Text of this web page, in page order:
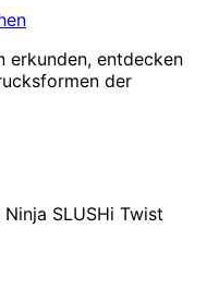
erkunden, entdecken
der